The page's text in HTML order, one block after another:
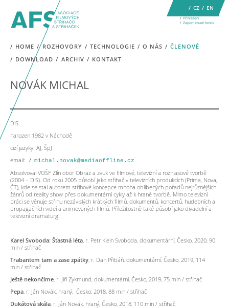
CZ EN
Přihlášení
Zapomenuté heslo
HOME ROZHOVORY TECHNOLOGIE O NÁS
ČLENOVÉ
DOWNLOAD
ARCHIV KONTAKT
NOVÁK MICHAL
DiS.
narozen 1982 v Náchodě
cizí jazyky: AJ, ŠpJ
email:
michal.novak@mediaoffline.cz
Absolvoval VOŠF Zlín obor Obraz a zvuk ve filmové, televizní a rozhlasové tvorbě
(2004 – DiS). Od roku 2005 působí jako střihač v televizních produkcích (Prima, Nova,
ČT), kde se stal autorem střihové koncepce mnoha oblíbených pořadů nejrůznějších
žánrů od reality show přes dokumentární cykly až k hrané tvorbě. Mimo televizní
práci se věnuje střihu nezávislých krátkých filmů, dokumentů, koncertů, hudebních a
propagačních videí a animovaných filmů. Příležitostně také působí jako divadelní a
televizní dramaturg.
Karel Svoboda: Šťastná léta, r. Petr Klein Svoboda, dokumentární, Česko, 2020, 90
min / střihač
Trabantem tam a zase zpátky, r. Dan Přibáň, dokumentární, Česko, 2019, 114
min / střihač
Ještě nekončíme, r. Jiří Zykmund, dokumentární, Česko, 2019, 75 min / střihač
Pepa, r. Ján Novák, hraný, Česko, 2018, 88 min / střihač
Dukátová skála, r. Ján Novák, hraný, Česko, 2018, 110 min / střihač